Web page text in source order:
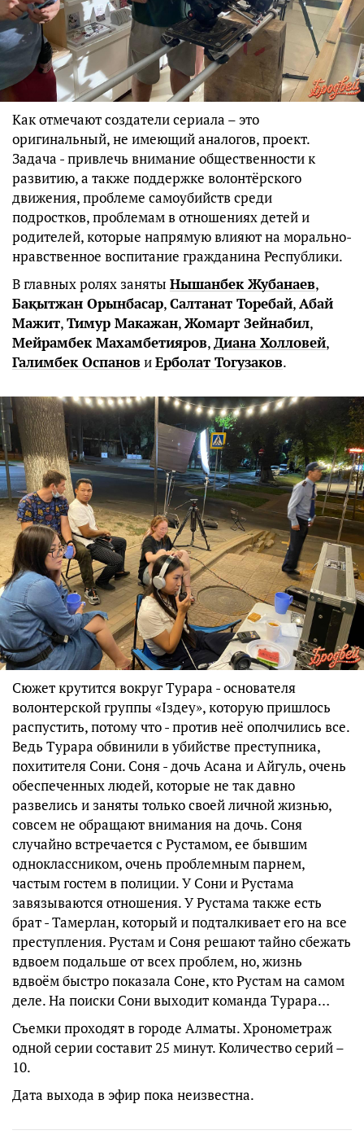
Как отмечают создатели сериала – это
оригинальный, не имеющий аналогов, проект.
Задача - привлечь внимание общественности к
развитию, а также поддержке волонтёрского
движения, проблеме самоубийств среди
подростков, проблемам в отношениях детей и
родителей, которые напрямую влияют на морально-
нравственное воспитание гражданина Республики.
В главных ролях заняты Нышанбек Жубанаев,
Бақытжан Орынбасар,Салтанат Торебай,Абай
Мажит,Тимур Макажан,Жомарт Зейнабил,
Мейрамбек Махамбетияров,Диана Холловей,
Галимбек ОспановиЕрболат Тогузаков.
Сюжет крутится вокруг Турара - основателя
волонтерской группы «Іздеу», которую пришлось
распустить, потому что - против неё ополчились все.
Ведь Турара обвинили в убийстве преступника,
похитителя Сони. Соня - дочь Асана и Айгуль, очень
обеспеченных людей, которые не так давно
развелись и заняты только своей личной жизнью,
совсем не обращают внимания на дочь. Соня
случайно встречается с Рустамом, ее бывшим
одноклассником, очень проблемным парнем,
частым гостем в полиции. У Сони и Рустама
завязываются отношения. У Рустама также есть
брат - Тамерлан, который и подталкивает его на все
преступления. Рустам и Соня решают тайно сбежать
вдвоем подальше от всех проблем, но, жизнь
вдвоём быстро показала Соне, кто Рустам на самом
деле. На поиски Сони выходит команда Турара…
Съемки проходят в городе Алматы. Хронометраж
одной серии составит 25 минут. Количество серий –
10.
Дата выхода в эфир пока неизвестна.